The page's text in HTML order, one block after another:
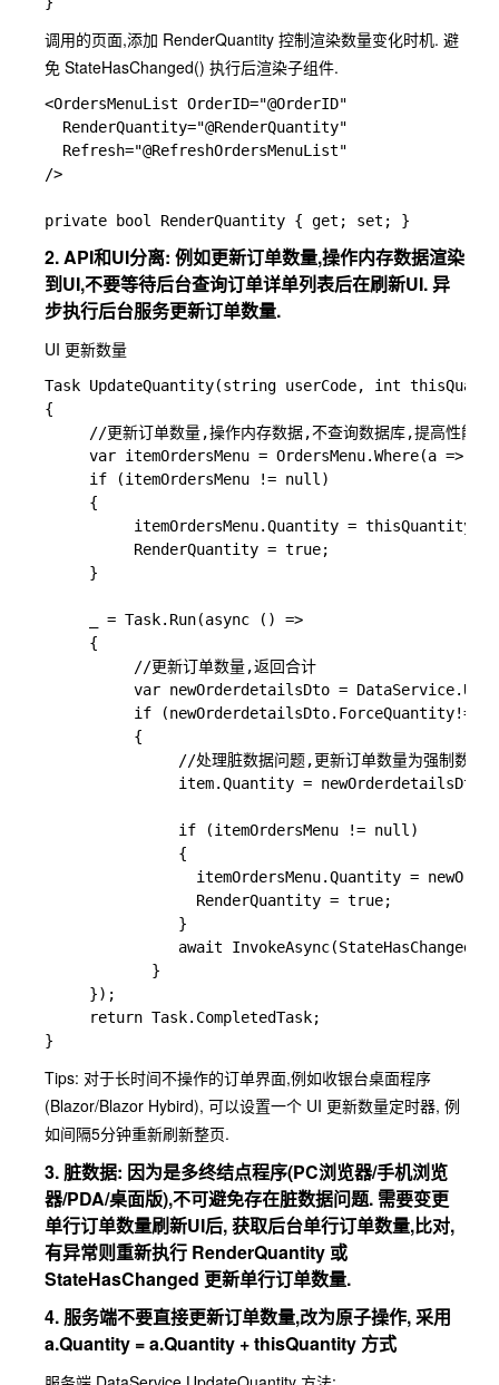
调用的页面,添加 RenderQuantity 控制渲染数量变化时机. 避
免 StateHasChanged() 执行后渲染子组件.
<OrdersMenuList OrderID="@OrderID"
  RenderQuantity="@RenderQuantity"
  Refresh="@RefreshOrdersMenuList"
/>
2. API和UI分离: 例如更新订单数量,操作内存数据渲染
到UI,不要等待后台查询订单详单列表后在刷新UI. 异
步执行后台服务更新订单数量.
UI 更新数量
Task UpdateQuantity(string userCode, int
{
//更新订单数量,操作内存数据,不查询数据库,提高性能.
var itemOrdersMenu = OrdersMenu.Where(a =>
     if (itemOrdersMenu != null)
     {
          itemOrdersMenu.Quantity = thisQuantity;
          RenderQuantity = true;
     }
     _ = Task.Run(async () =>
     {
          //更新订单数量,返回合计
var newOrderdetailsDto =
if
          {
               //处理脏数据问题,更新订单数量为强制数量
item.Quantity =
               if (itemOrdersMenu != null)
               {
itemOrdersMenu.Quantity =
                 RenderQuantity = true;
               }
               await InvokeAsync(StateHasChanged);
            }
     });
     return Task.CompletedTask;
Tips: 对于长时间不操作的订单界面,例如收银台桌面程序
(Blazor/Blazor Hybird), 可以设置一个 UI 更新数量定时器, 例
如间隔5分钟重新刷新整页.
3. 脏数据: 因为是多终结点程序(PC浏览器/手机浏览
器/PDA/桌面版),不可避免存在脏数据问题. 需要变更
单行订单数量刷新UI后, 获取后台单行订单数量,比对,
有异常则重新执行 RenderQuantity 或
StateHasChanged 更新单行订单数量.
4. 服务端不要直接更新订单数量,改为原子操作, 采用
a.Quantity = a.Quantity + thisQuantity 方式